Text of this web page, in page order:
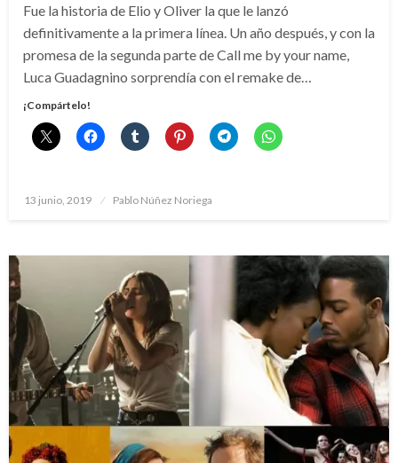
Fue la historia de Elio y Oliver la que le lanzó
definitivamente a la primera línea. Un año después, y con la
promesa de la segunda parte de Call me by your name,
Luca Guadagnino sorprendía con el remake de…
¡Compártelo!
Publicado
13 junio, 2019 Pablo Núñez Noriega